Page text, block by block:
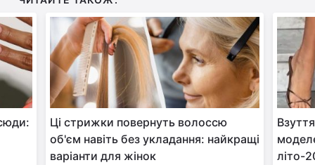
Ці стрижки повернуть волоссю
об'єм навіть без укладання: найкращі
варіанти для жінок
літо-